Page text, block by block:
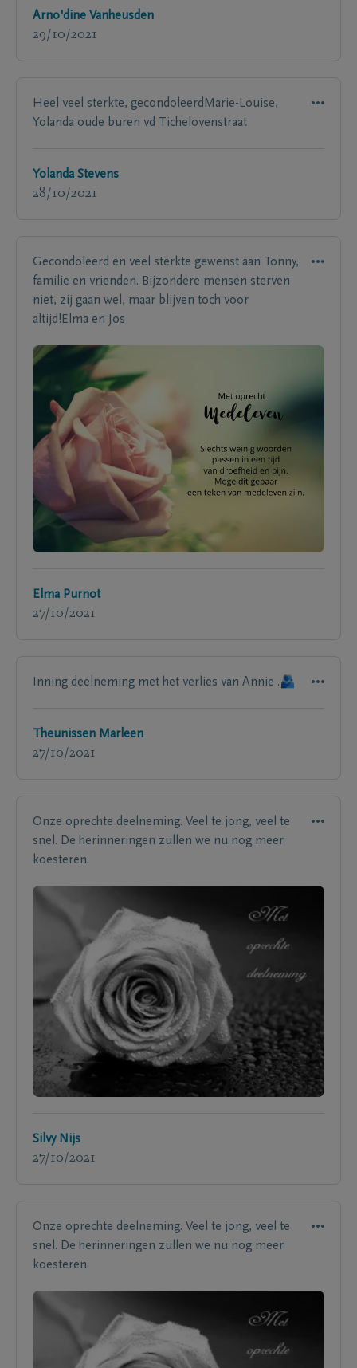
Arno'dine Vanheusden
29/10/2021
Heel veel sterkte, gecondoleerdMarie-Louise,
Yolanda oude buren vd Tichelovenstraat
Yolanda Stevens
28/10/2021
Gecondoleerd en veel sterkte gewenst aan Tonny,
familie en vrienden. Bijzondere mensen sterven
niet, zij gaan wel, maar blijven toch voor
altijd!Elma en Jos
Elma Purnot
27/10/2021
Inning deelneming met het verlies van Annie .🫂
Theunissen Marleen
27/10/2021
Onze oprechte deelneming. Veel te jong, veel te
snel. De herinneringen zullen we nu nog meer
koesteren.
Silvy Nijs
27/10/2021
Onze oprechte deelneming. Veel te jong, veel te
snel. De herinneringen zullen we nu nog meer
koesteren.